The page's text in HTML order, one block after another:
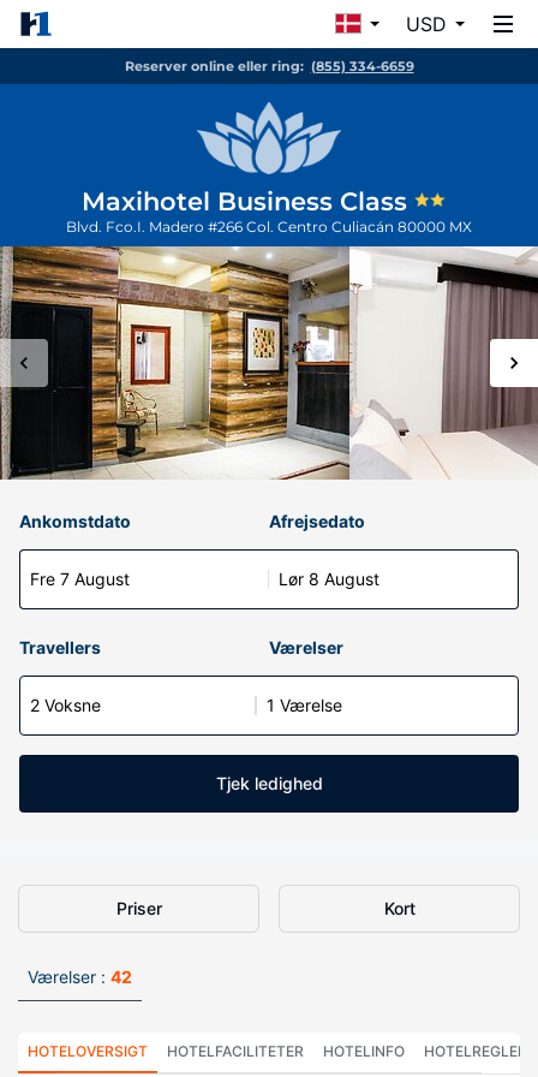
USD
Reserver online eller ring: (855) 334-6659
Maxihotel Business Class
Blvd. Fco.I. Madero #266 Col. Centro Culiacán 80000 MX
Ankomstdato
Fre 7 August
Afrejsedato
Lør 8 August
Travellers Værelser
2 Voksne 1 Værelse
Tjek ledighed
Priser Kort
Værelser : 42
HOTELOVERSIGT HOTELFACILITETER HOTELINFO HOTELREGLER